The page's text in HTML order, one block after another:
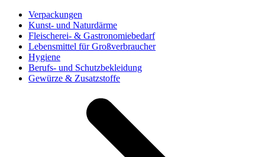
Verpackungen
Kunst- und Naturdärme
Fleischerei- & Gastronomiebedarf
Lebensmittel für Großverbraucher
Hygiene
Berufs- und Schutzbekleidung
Gewürze & Zusatzstoffe